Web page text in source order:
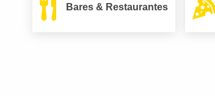
Bares & Restaurantes